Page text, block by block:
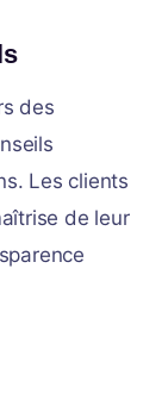
des
Les clients
de leur